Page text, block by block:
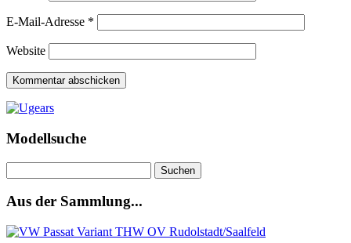
E-Mail-Adresse *
Website
Modellsuche
nach:
Aus der Sammlung...